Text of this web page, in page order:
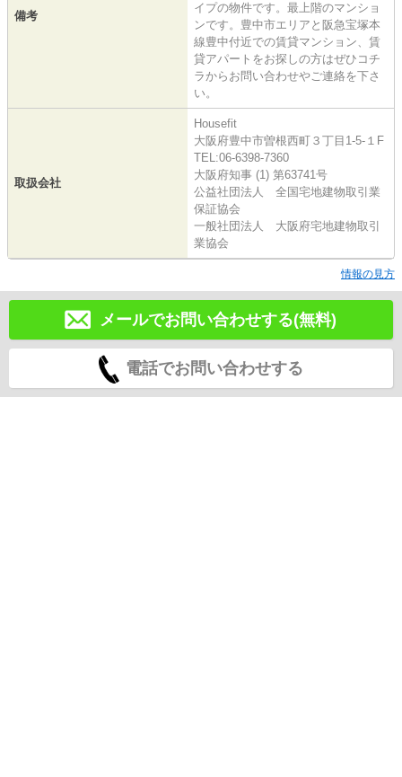
備考
イプの物件です。最上階のマンショ
ンです。豊中市エリアと阪急宝塚本
線豊中付近での賃貸マンション、賃
貸アパートをお探しの方はぜひコチ
ラからお問い合わせやご連絡を下さ
い。
取扱会社
Housefit
大阪府豊中市曽根西町３丁目1-5-１F
TEL:06-6398-7360
大阪府知事 (1) 第63741号
公益社団法人 全国宅地建物取引業
保証協会
一般社団法人 大阪府宅地建物取引
業協会
情報の見方
メールでお問い合わせする(無料)
電話でお問い合わせする